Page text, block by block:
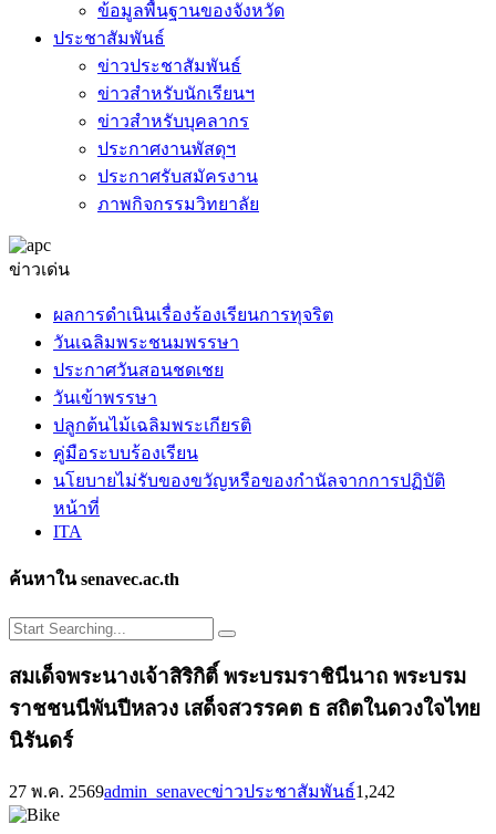
ข้อมูลพื้นฐานของจังหวัด
ประชาสัมพันธ์
ข่าวประชาสัมพันธ์
ข่าวสำหรับนักเรียนฯ
ข่าวสำหรับบุคลากร
ประกาศงานพัสดุฯ
ประกาศรับสมัครงาน
ภาพกิจกรรมวิทยาลัย
ข่าวเด่น
ผลการดำเนินเรื่องร้องเรียนการทุจริต
วันเฉลิมพระชนมพรรษา
ประกาศวันสอนชดเชย
วันเข้าพรรษา
ปลูกต้นไม้เฉลิมพระเกียรติ
คู่มือระบบร้องเรียน
นโยบายไม่รับของขวัญหรือของกำนัลจากการปฏิบัติ
หน้าที่
ITA
ค้นหาใน senavec.ac.th
สมเด็จพระนางเจ้าสิริกิติ์ พระบรมราชินีนาถ พระบรม
ราชชนนีพันปีหลวง เสด็จสวรรคต ธ สถิตในดวงใจไทย
นิรันดร์
27 พ.ค. 2569admin_senavecข่าวประชาสัมพันธ์1,242